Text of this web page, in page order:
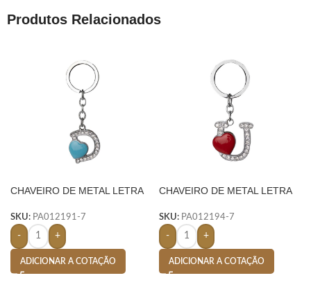
Produtos Relacionados
CHAVEIRO DE METAL LETRA
SKU: PA012191-7
- +
ADICIONAR A COTAÇÃO
CHAVEIRO DE METAL LETRA
SKU: PA012194-7
- +
ADICIONAR A COTAÇÃO